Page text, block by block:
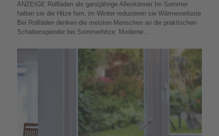
ANZEIGE Rollläden als ganzjährige Alleskönner Im Sommer
halten sie die Hitze fern, im Winter reduzieren sie Wärmeverluste
Bei Rollläden denken die meisten Menschen an die praktischen
Schattenspender bei Sommerhitze. Moderne…